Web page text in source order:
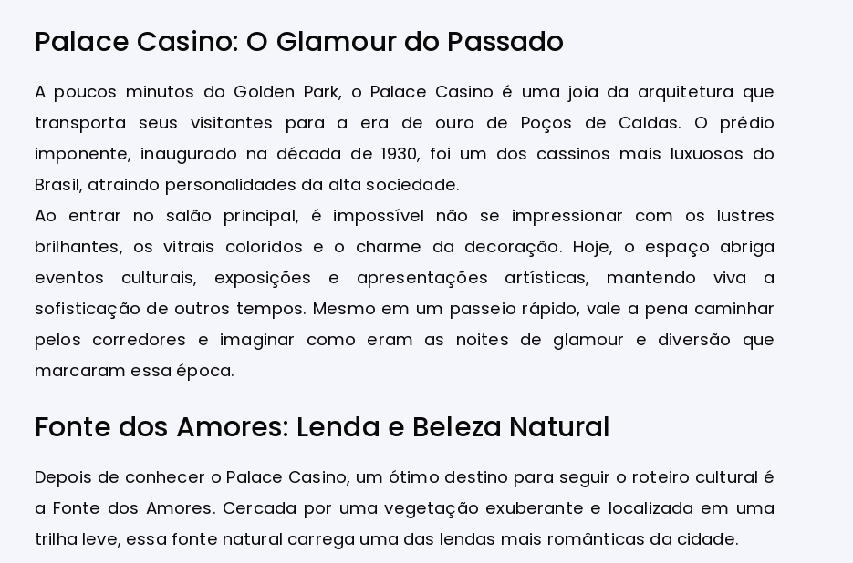
Palace Casino: O Glamour do Passado
A poucos minutos do Golden Park, o Palace Casino é uma joia da arquitetura que
transporta seus visitantes para a era de ouro de Poços de Caldas. O prédio
imponente, inaugurado na década de 1930, foi um dos cassinos mais luxuosos do
Brasil, atraindo personalidades da alta sociedade.
Ao entrar no salão principal, é impossível não se impressionar com os lustres
brilhantes, os vitrais coloridos e o charme da decoração. Hoje, o espaço abriga
eventos culturais, exposições e apresentações artísticas, mantendo viva a
sofisticação de outros tempos. Mesmo em um passeio rápido, vale a pena caminhar
pelos corredores e imaginar como eram as noites de glamour e diversão que
marcaram essa época.
Fonte dos Amores: Lenda e Beleza Natural
Depois de conhecer o Palace Casino, um ótimo destino para seguir o roteiro cultural é
a Fonte dos Amores. Cercada por uma vegetação exuberante e localizada em uma
trilha leve, essa fonte natural carrega uma das lendas mais românticas da cidade.